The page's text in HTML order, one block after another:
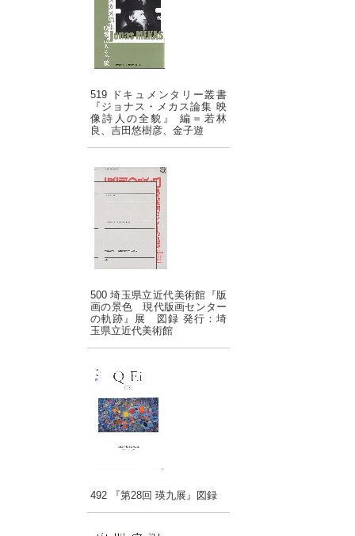
519 ドキュメンタリー叢書
『ジョナス・メカス論集 映
像詩人の全貌』 編＝若林
良、吉田悠樹彦、金子遊
500 埼玉県立近代美術館『版
画の景色 現代版画センター
の軌跡』展 図録 発行：埼
玉県立近代美術館
492 『第28回 瑛九展』図録